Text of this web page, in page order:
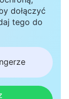
to, co
się
interesów
– a zatem
karmi.
dołączyć
tego do